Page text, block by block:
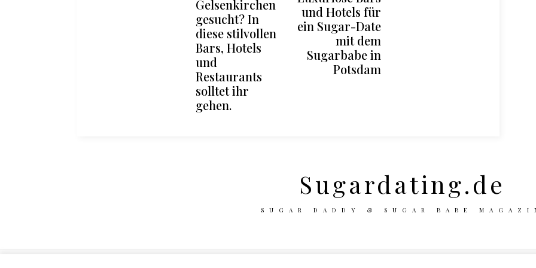
Gelsenkirchen
gesucht? In
diese stilvollen
Bars, Hotels
und
Restaurants
solltet ihr
gehen.
und Hotels für
ein Sugar-Date
mit dem
Sugarbabe in
Potsdam
Sugardating.de
SUGAR DADDY & SUGAR BABE